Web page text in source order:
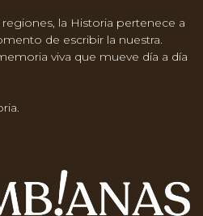
la Historia pertenece a
de escribir la nuestra.
viva que mueve día a día